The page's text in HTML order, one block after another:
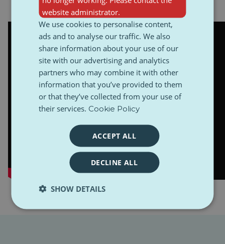
website administrator.
We use cookies to personalise content,
ads and to analyse our traffic. We also
share information about your use of our
site with our advertising and analytics
partners who may combine it with other
information that you’ve provided to them
or that they’ve collected from your use of
their services. Cookie Policy
ACCEPT ALL
DECLINE ALL
SHOW DETAILS